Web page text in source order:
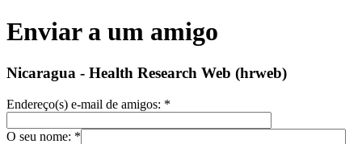
Enviar a um amigo
Nicaragua - Health Research Web (hrweb)
Endereço(s) e-mail de amigos: *
O seu nome: *